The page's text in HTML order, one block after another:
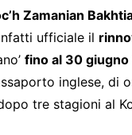
Zamanian
ufficiale il
fino al 30
inglese, di
tre stagioni al